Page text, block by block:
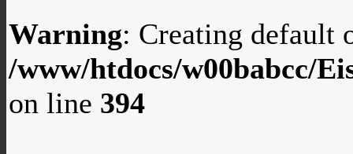
Warning: Creating default
/www/htdocs/w00babcc/
on line 394